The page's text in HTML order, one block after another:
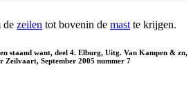
de zeilen tot bovenin de mast te krijgen.
staand want, deel 4. Elburg, Uitg. Van Kampen & zn,
Zeilvaart, September 2005 nummer 7